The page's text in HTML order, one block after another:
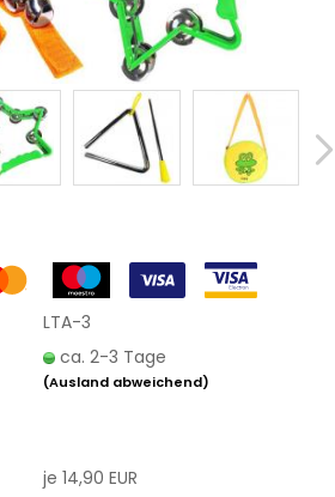
LTA-3
ca. 2-3 Tage
(Ausland abweichend)
je 14,90 EUR